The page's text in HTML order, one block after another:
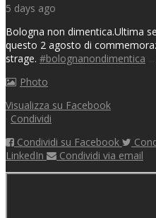
5 days ago
Bologna non dimentica.Ultima
questo 2 agosto di
strage. #bolognanondimentica
Photo
Visualizza su Facebook
Condividi
Condividi su Facebook
LinkedIn
Condividi via email